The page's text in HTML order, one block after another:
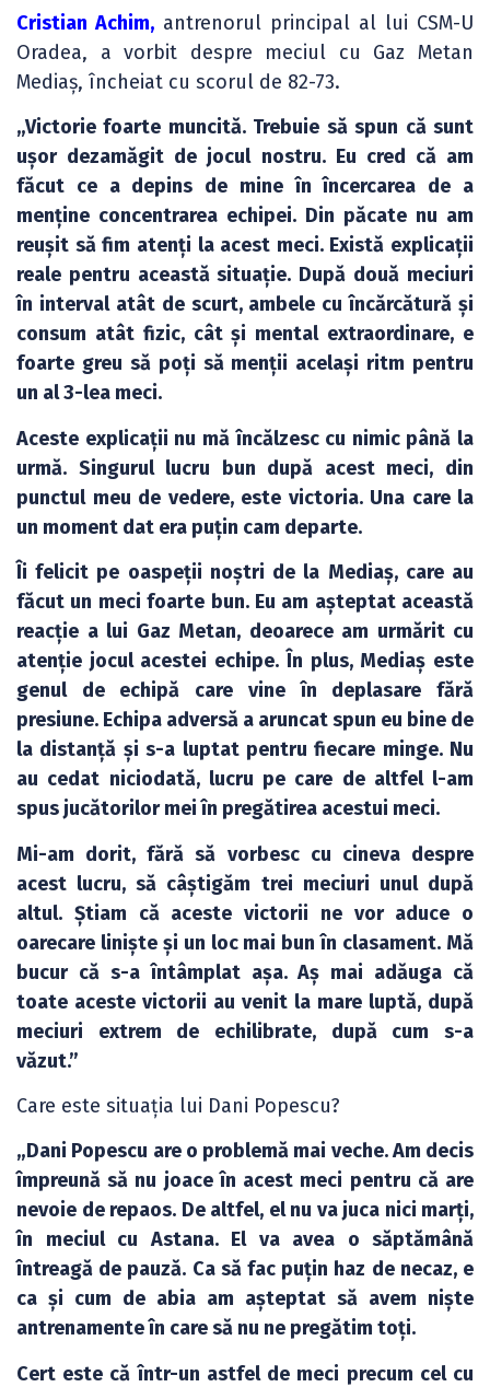
Cristian Achim, antrenorul principal al lui CSM-U
Oradea, a vorbit despre meciul cu Gaz Metan
Mediaș, încheiat cu scorul de 82-73.
„Victorie foarte muncită. Trebuie să spun că sunt
ușor dezamăgit de jocul nostru. Eu cred că am
făcut ce a depins de mine în încercarea de a
menține concentrarea echipei. Din păcate nu am
reușit să fim atenți la acest meci. Există explicații
reale pentru această situație. După două meciuri
în interval atât de scurt, ambele cu încărcătură și
consum atât fizic, cât și mental extraordinare, e
foarte greu să poți să menții același ritm pentru
un al 3-lea meci.
Aceste explicații nu mă încălzesc cu nimic până la
urmă. Singurul lucru bun după acest meci, din
punctul meu de vedere, este victoria. Una care la
un moment dat era puțin cam departe.
Îi felicit pe oaspeții noștri de la Mediaș, care au
făcut un meci foarte bun. Eu am așteptat această
reacție a lui Gaz Metan, deoarece am urmărit cu
atenție jocul acestei echipe. În plus, Mediaș este
genul de echipă care vine în deplasare fără
presiune. Echipa adversă a aruncat spun eu bine de
la distanță și s-a luptat pentru fiecare minge. Nu
au cedat niciodată, lucru pe care de altfel l-am
spus jucătorilor mei în pregătirea acestui meci.
Mi-am dorit, fără să vorbesc cu cineva despre
acest lucru, să câștigăm trei meciuri unul după
altul. Știam că aceste victorii ne vor aduce o
oarecare liniște și un loc mai bun în clasament. Mă
bucur că s-a întâmplat așa. Aș mai adăuga că
toate aceste victorii au venit la mare luptă, după
meciuri extrem de echilibrate, după cum s-a
văzut.”
Care este situația lui Dani Popescu?
„Dani Popescu are o problemă mai veche. Am decis
împreună să nu joace în acest meci pentru că are
nevoie de repaos. De altfel, el nu va juca nici marți,
în meciul cu Astana. El va avea o săptămână
întreagă de pauză. Ca să fac puțin haz de necaz, e
ca și cum de abia am așteptat să avem niște
antrenamente în care să nu ne pregătim toți.
Cert este că într-un astfel de meci precum cel cu